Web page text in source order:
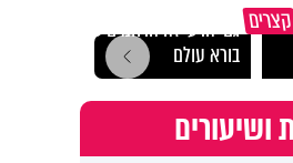
קצרים גם ׳הרע׳ זה הרחמים של
בורא עולם
ושיעורים